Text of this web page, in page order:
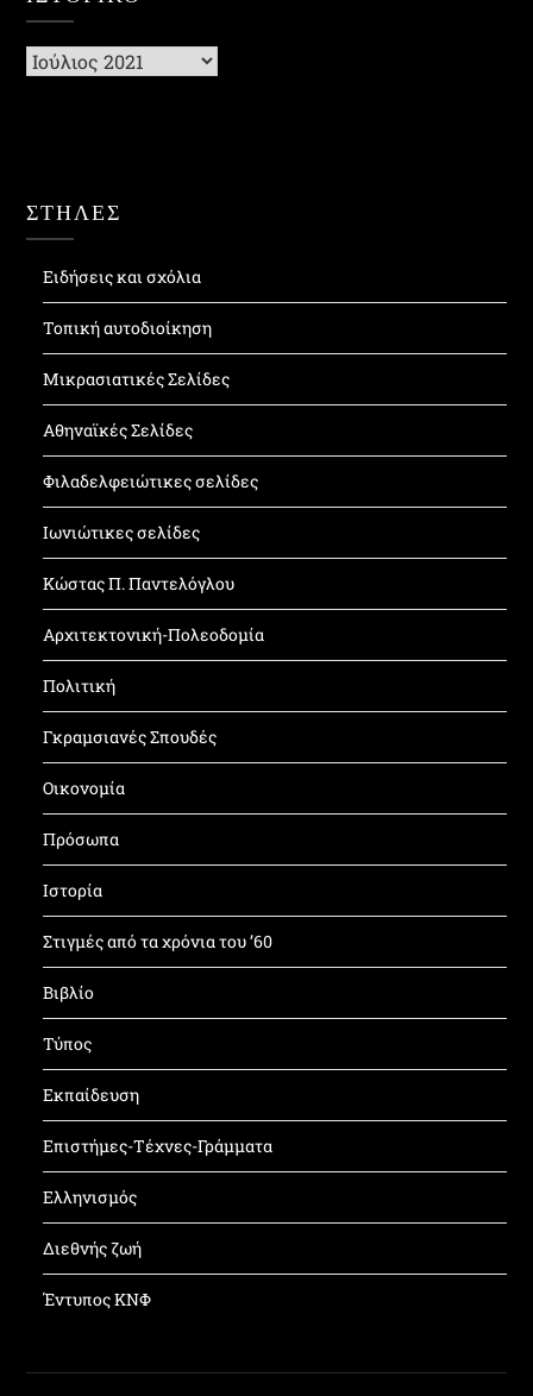
Ιστορικό
ΣΤΗΛΕΣ
Ειδήσεις και σχόλια
Τοπική αυτοδιοίκηση
Μικρασιατικές Σελίδες
Αθηναϊκές Σελίδες
Φιλαδελφειώτικες σελίδες
Ιωνιώτικες σελίδες
Κώστας Π. Παντελόγλου
Αρχιτεκτονική-Πολεοδομία
Πολιτική
Γκραμσιανές Σπουδές
Οικονομία
Πρόσωπα
Ιστορία
Στιγμές από τα χρόνια του ’60
Βιβλίο
Τύπος
Εκπαίδευση
Επιστήμες-Τέχνες-Γράμματα
Ελληνισμός
Διεθνής ζωή
Έντυπος ΚΝΦ